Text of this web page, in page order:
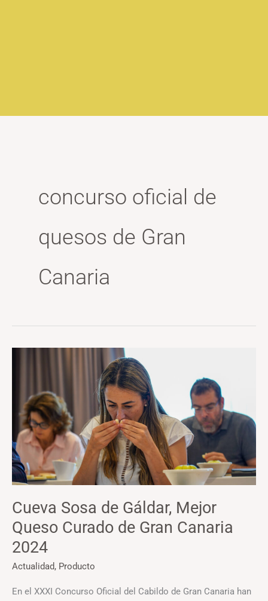
concurso oficial de
quesos de Gran
Canaria
Cueva Sosa de Gáldar, Mejor
Queso Curado de Gran Canaria
2024
Actualidad, Producto
En el XXXI Concurso Oficial del Cabildo de Gran Canaria han
Gáldar,
Mejor
Queso
Curado
de
Gran
Canaria
2024